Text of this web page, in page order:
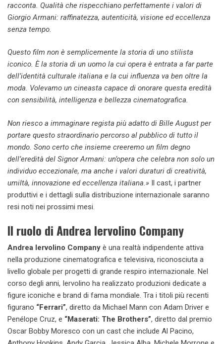
racconta. Qualità che rispecchiano perfettamente i valori di
Giorgio Armani: raffinatezza, autenticità, visione ed eccellenza
senza tempo.
Questo film non è semplicemente la storia di uno stilista
iconico. È la storia di un uomo la cui opera è entrata a far parte
dell’identità culturale italiana e la cui influenza va ben oltre la
moda. Volevamo un cineasta capace di onorare questa eredità
con sensibilità, intelligenza e bellezza cinematografica.
Non riesco a immaginare regista più adatto di Bille August per
portare questo straordinario percorso al pubblico di tutto il
mondo. Sono certo che insieme creeremo un film degno
dell’eredità del Signor Armani: un’opera che celebra non solo un
individuo eccezionale, ma anche i valori duraturi di creatività,
umiltà, innovazione ed eccellenza italiana.» Il cast, i partner
produttivi e i dettagli sulla distribuzione internazionale saranno
resi noti nei prossimi mesi.
Il ruolo di Andrea Iervolino Company
Andrea Iervolino Company è una realtà indipendente attiva
nella produzione cinematografica e televisiva, riconosciuta a
livello globale per progetti di grande respiro internazionale. Nel
corso degli anni, Iervolino ha realizzato produzioni dedicate a
figure iconiche e brand di fama mondiale. Tra i titoli più recenti
figurano “Ferrari”, diretto da Michael Mann con Adam Driver e
Penélope Cruz, e “Maserati: The Brothers”, diretto dal premio
Oscar Bobby Moresco con un cast che include Al Pacino,